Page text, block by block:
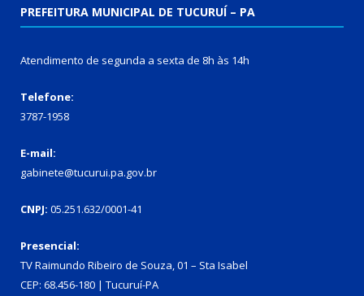
PREFEITURA MUNICIPAL DE TUCURUÍ – PA
Atendimento de segunda a sexta de 8h às 14h
Telefone:
3787-1958
E-mail:
gabinete@tucurui.pa.gov.br
CNPJ: 05.251.632/0001-41
Presencial:
TV Raimundo Ribeiro de Souza, 01 – Sta Isabel
CEP: 68.456-180 | Tucuruí-PA